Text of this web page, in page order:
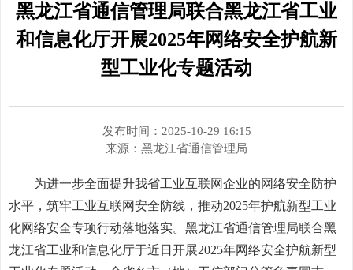
黑龙江省通信管理局联合黑龙江省工业
和信息化厅开展2025年网络安全护航新
型工业化专题活动
发布时间：2025-10-29 16:15
来源： 黑龙江省通信管理局
为进一步全面提升我省工业互联网企业的网络安全防护
水平，筑牢工业互联网安全防线，推动2025年护航新型工业
化网络安全专项行动落地落实。黑龙江省通信管理局联合黑
龙江省工业和信息化厅于近日开展2025年网络安全护航新型